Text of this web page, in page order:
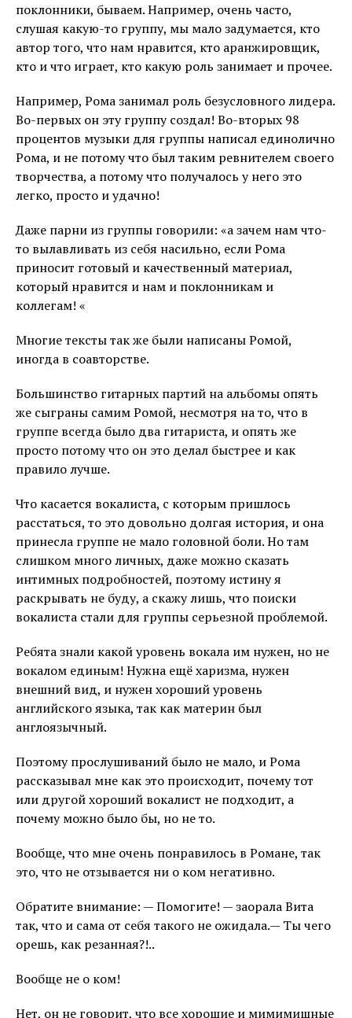
поклонники, бываем. Например, очень часто,
слушая какую-то группу, мы мало задумается, кто
автор того, что нам нравится, кто аранжировщик,
кто и что играет, кто какую роль занимает и прочее.
Например, Рома занимал роль безусловного лидера.
Во-первых он эту группу создал! Во-вторых 98
процентов музыки для группы написал единолично
Рома, и не потому что был таким ревнителем своего
творчества, а потому что получалось у него это
легко, просто и удачно!
Даже парни из группы говорили: «а зачем нам что-
то вылавливать из себя насильно, если Рома
приносит готовый и качественный материал,
который нравится и нам и поклонникам и
коллегам! «
Многие тексты так же были написаны Ромой,
иногда в соавторстве.
Большинство гитарных партий на альбомы опять
же сыграны самим Ромой, несмотря на то, что в
группе всегда было два гитариста, и опять же
просто потому что он это делал быстрее и как
правило лучше.
Что касается вокалиста, с которым пришлось
расстаться, то это довольно долгая история, и она
принесла группе не мало головной боли. Но там
слишком много личных, даже можно сказать
интимных подробностей, поэтому истину я
раскрывать не буду, а скажу лишь, что поиски
вокалиста стали для группы серьезной проблемой.
Ребята знали какой уровень вокала им нужен, но не
вокалом единым! Нужна ещё харизма, нужен
внешний вид, и нужен хороший уровень
английского языка, так как материн был
англоязычный.
Поэтому прослушиваний было не мало, и Рома
рассказывал мне как это происходит, почему тот
или другой хороший вокалист не подходит, а
почему можно было бы, но не то.
Вообще, что мне очень понравилось в Романе, так
это, что не отзывается ни о ком негативно.
Обратите внимание: — Помогите! — заорала Вита
так, что и сама от себя такого не ожидала.— Ты чего
орешь, как резанная?!..
Вообще не о ком!
Нет, он не говорит, что все хорошие и мимимишные